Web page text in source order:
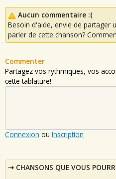
Aucun commentaire :(
Besoin d'aide, envie de partager
parler de cette chanson?
Commenter
Partagez vos rythmiques, vos
cette tablature!
Connexion ou Inscription
CHANSONS QUE VOUS